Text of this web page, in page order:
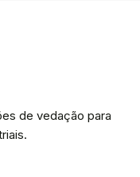
de vedação para